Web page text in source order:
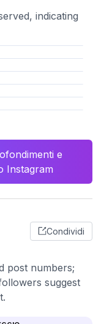
indicating
e
Instagram
Condividi
post numbers;
suggest